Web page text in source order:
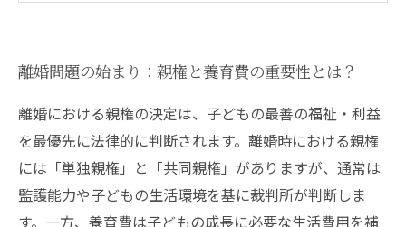
と対策
離婚後の子どもの生活を守るための具体的な法
的アプローチ
親権争いや養育費トラブルを未然に防ぐための
ポイント
まとめ：離婚問題における親権と養育費の法的
離婚問題の始まり：親権と養育費の重要性とは？
離婚における親権の決定は、子どもの最善の福祉・利益
を最優先に法律的に判断されます。離婚時における親権
には「単独親権」と「共同親権」がありますが、通常は
監護能力や子どもの生活環境を基に裁判所が判断しま
す。一方、養育費は子どもの成長に必要な生活費用を補